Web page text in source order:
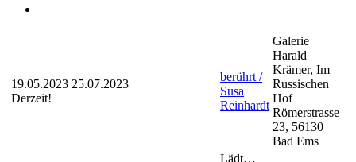
19.05.2023 25.07.2023
Derzeit!
berührt /
Susa
Reinhardt
Galerie
Harald
Krämer, Im
Russischen
Hof
Römerstrasse
23, 56130
Bad Ems
Lädt…